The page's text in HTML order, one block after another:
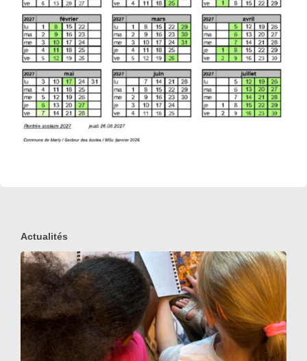
Actualités